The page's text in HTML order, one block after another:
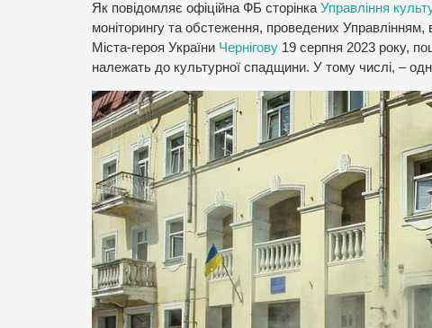
Як повідомляє офіційна ФБ сторінка Управління
моніторингу та обстеження, проведених
Міста-героя України Чернігову 19 серпня 2023 року,
належать до культурної спадщини. У тому числі, –